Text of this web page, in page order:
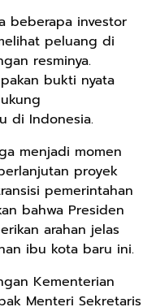
beberapa investor
peluang di
resminya.
bukti nyata
di Indonesia.
menjadi momen
proyek
pemerintahan
bahwa Presiden
arahan jelas
ibu kota baru ini.
Kementerian
Menteri Sekretaris